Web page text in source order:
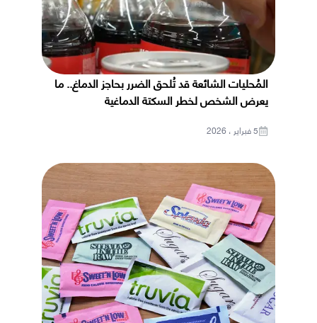
المُحليات الشائعة قد تُلحق الضرر بحاجز الدماغ.. ما
يعرض الشخص لخطر السكتة الدماغية
5 فبراير ، 2026